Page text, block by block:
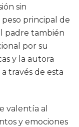
sin
principal de
padre también
por su
y la autora
través de esta
valentía al
y emociones